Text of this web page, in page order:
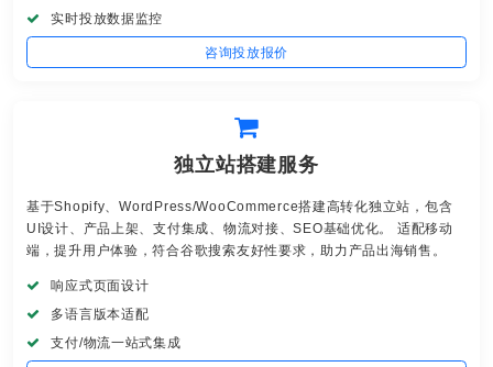
实时投放数据监控
咨询投放报价
独立站搭建服务
基于Shopify、WordPress/WooCommerce搭建高转化独立站，包含
UI设计、产品上架、支付集成、物流对接、SEO基础优化。 适配移动
端，提升用户体验，符合谷歌搜索友好性要求，助力产品出海销售。
响应式页面设计
多语言版本适配
支付/物流一站式集成